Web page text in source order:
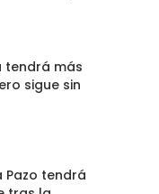
tendrá más
sigue sin
Pazo tendrá